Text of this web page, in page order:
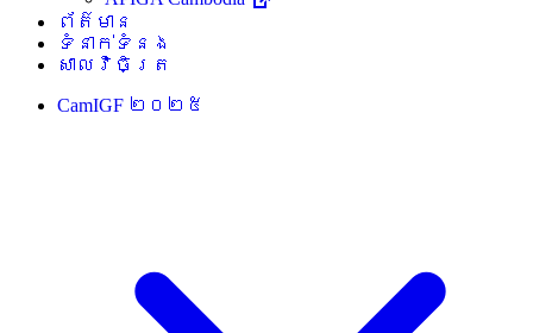
ព័ត៌មាន
ទំនាក់ទំនង
សាលវិចិត្រ
CamIGF ២០២៥